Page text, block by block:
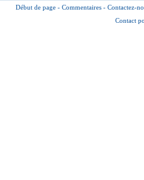
Début de page - Commentaires - Contactez-
Contact